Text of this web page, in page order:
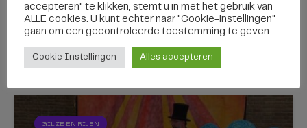
7 augustus 2026
GILZE EN RIJEN
accepteren" te klikken, stemt u in met het gebruik van
ALLE cookies. U kunt echter naar "Cookie-instellingen"
gaan om een ​​gecontroleerde toestemming te geven.
Cookie Instellingen Alles accepteren